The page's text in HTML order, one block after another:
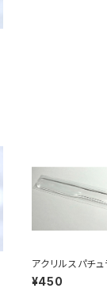
アクリルスパチュ
クの塗布などに
す)
¥450